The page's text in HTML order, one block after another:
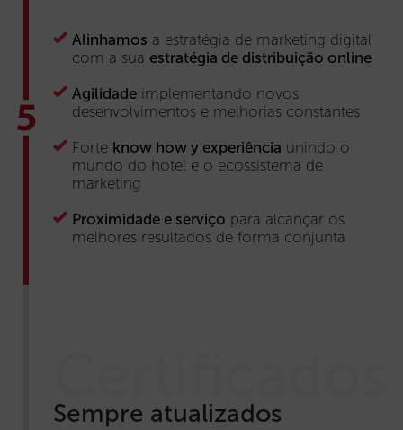
Alinhamos a estratégia de marketing digital
com a sua estratégia de distribuição online
Agilidadeimplementando novos
desenvolvimentos e melhorias constantes
Forte know how y experiência unindo o
mundo do hotel e o ecossistema de
marketing
Proximidade e serviço para alcançar os
melhores resultados de forma conjunta
Sempre atualizados